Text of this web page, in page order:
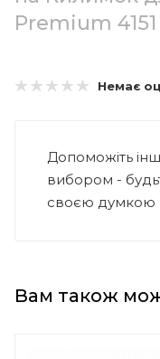
Premium
Немає
Допоможіть
вибором -
своєю думкою
Вам також